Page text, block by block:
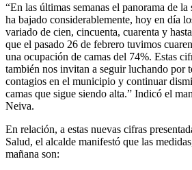
“En las últimas semanas el panorama de
ha bajado considerablemente, hoy en día
variado de cien, cincuenta, cuarenta y
que el pasado 26 de febrero tuvimos
una ocupación de camas del 74%. Estas
también nos invitan a seguir luchando por
contagios en el municipio y continuar
camas que sigue siendo alta.” Indicó el
Neiva.
En relación, a estas nuevas cifras
Salud, el alcalde manifestó que las
mañana son: